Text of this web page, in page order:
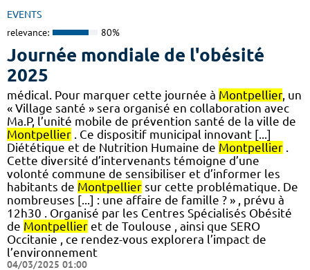
EVENTS
relevance: 80%
Journée mondiale de l'obésité
2025
médical. Pour marquer cette journée à Montpellier, un
« Village santé » sera organisé en collaboration avec
Ma.P, l’unité mobile de prévention santé de la ville de
Montpellier . Ce dispositif municipal innovant [...]
Diététique et de Nutrition Humaine de Montpellier .
Cette diversité d’intervenants témoigne d’une
volonté commune de sensibiliser et d’informer les
habitants de Montpellier sur cette problématique. De
nombreuses [...] : une affaire de famille ? » , prévu à
12h30 . Organisé par les Centres Spécialisés Obésité
de Montpellier et de Toulouse , ainsi que SERO
Occitanie , ce rendez-vous explorera l’impact de
l’environnement
04/03/2025 01:00